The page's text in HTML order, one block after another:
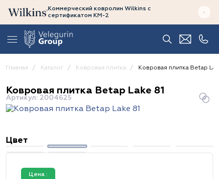
Коммерческий ковролин Wilkins с
сертификатом КМ-2
Главная Каталог Ковровая плитка Ковровая плитка Betap
Ковровая плитка Betap Lake 81
Артикул: 2004625
Цвет
Цена :